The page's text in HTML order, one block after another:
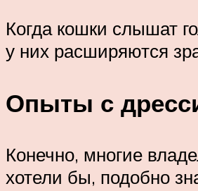
Когда кошки слышат
у них расширяются
Опыты с
Конечно, многие
хотели бы, подобно